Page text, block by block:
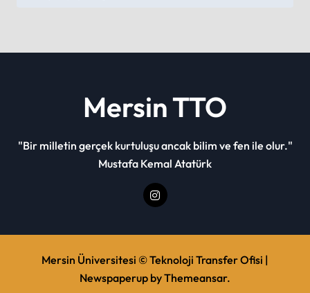
n
g
o
Mersin TTO
"Bir milletin gerçek kurtuluşu ancak bilim ve fen ile olur."
Mustafa Kemal Atatürk
Mersin Üniversitesi © Teknoloji Transfer Ofisi |
Newspaperup byThemeansar.